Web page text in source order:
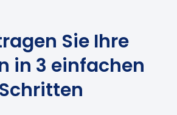
Sie Ihre
in 3 einfachen
Schritten